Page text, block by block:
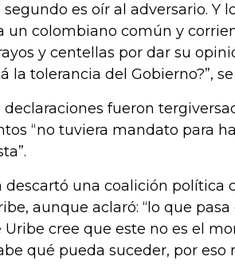
es oír al adversario. Y
un colombiano común y
y centellas por dar su
la tolerancia del Gobierno?”,
declaraciones fueron
“no tuviera mandato para
descartó una coalición política
aunque aclaró: “lo que pasa
Uribe cree que este no es el
qué pueda suceder, por eso